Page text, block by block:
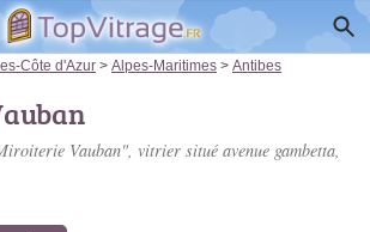
Côte d'Azur > Alpes-Maritimes > Antibes
Vauban", vitrier situé avenue gambetta,